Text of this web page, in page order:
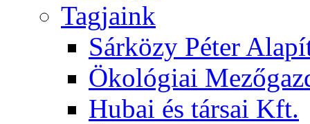
Tagjaink
Sárközy Péter
Ökológiai
Hubai és társai Kft.